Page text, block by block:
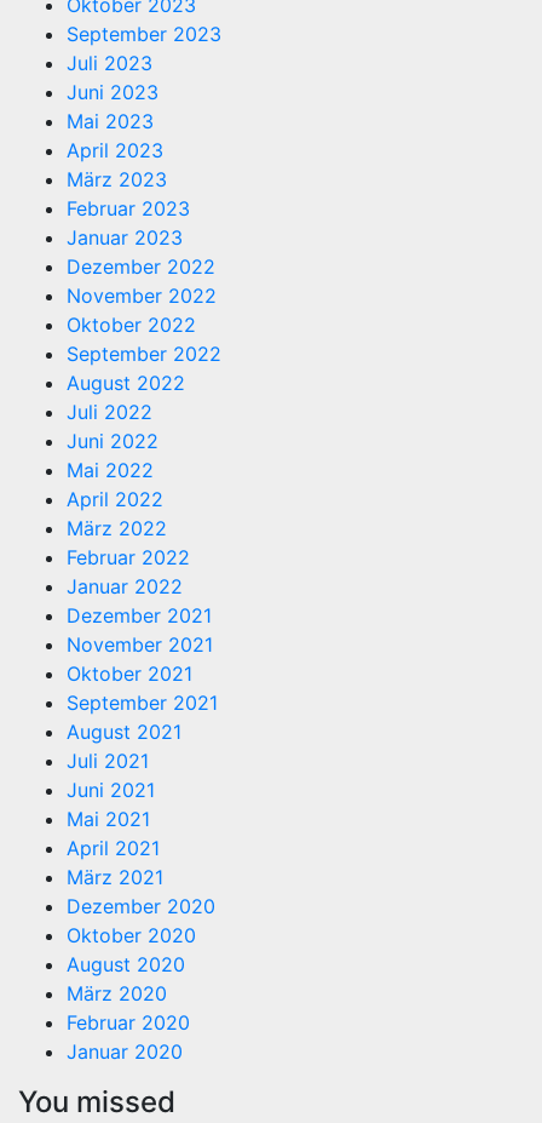
September 2023
Juli 2023
Juni 2023
Mai 2023
April 2023
März 2023
Februar 2023
Januar 2023
Dezember 2022
November 2022
Oktober 2022
September 2022
August 2022
Juli 2022
Juni 2022
Mai 2022
April 2022
März 2022
Februar 2022
Januar 2022
Dezember 2021
November 2021
Oktober 2021
September 2021
August 2021
Juli 2021
Juni 2021
Mai 2021
April 2021
März 2021
Dezember 2020
Oktober 2020
August 2020
März 2020
Februar 2020
Januar 2020
You missed